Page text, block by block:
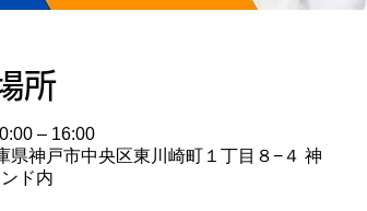
所
– 16:00
県神戸市中央区東川崎町１丁目８−４ 神
ド内